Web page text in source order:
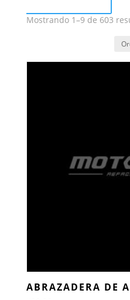
Mostrando 1–9 de 603
ABRAZADERA DE